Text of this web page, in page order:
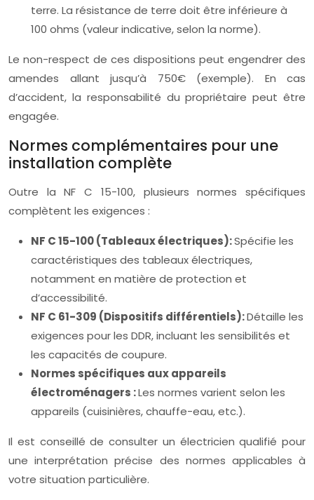
terre. La résistance de terre doit être inférieure à
100 ohms (valeur indicative, selon la norme).
Le non-respect de ces dispositions peut engendrer des
amendes allant jusqu’à 750€ (exemple). En cas
d’accident, la responsabilité du propriétaire peut être
engagée.
Normes complémentaires pour une
installation complète
Outre la NF C 15-100, plusieurs normes spécifiques
complètent les exigences :
NF C 15-100 (Tableaux électriques):Spécifie les
caractéristiques des tableaux électriques,
notamment en matière de protection et
d’accessibilité.
NF C 61-309 (Dispositifs différentiels):Détaille les
exigences pour les DDR, incluant les sensibilités et
les capacités de coupure.
Normes spécifiques aux appareils
électroménagers :Les normes varient selon les
appareils (cuisinières, chauffe-eau, etc.).
Il est conseillé de consulter un électricien qualifié pour
une interprétation précise des normes applicables à
votre situation particulière.